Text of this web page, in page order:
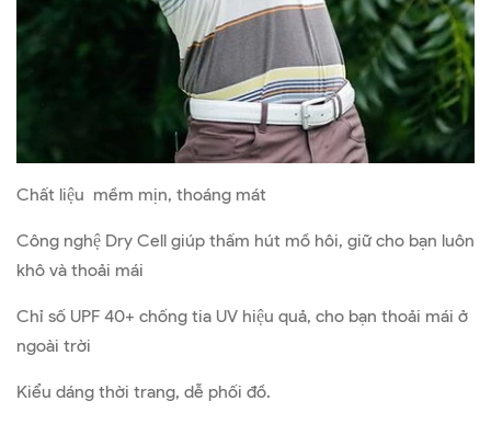
Chất liệu mềm mịn, thoáng mát
Công nghệ Dry Cell giúp thấm hút mồ hôi, giữ cho bạn luôn
khô và thoải mái
Chỉ số UPF 40+ chống tia UV hiệu quả, cho bạn thoải mái ở
ngoài trời
Kiểu dáng thời trang, dễ phối đồ.